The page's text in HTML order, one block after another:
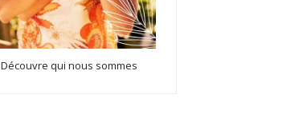
Découvre qui nous sommes